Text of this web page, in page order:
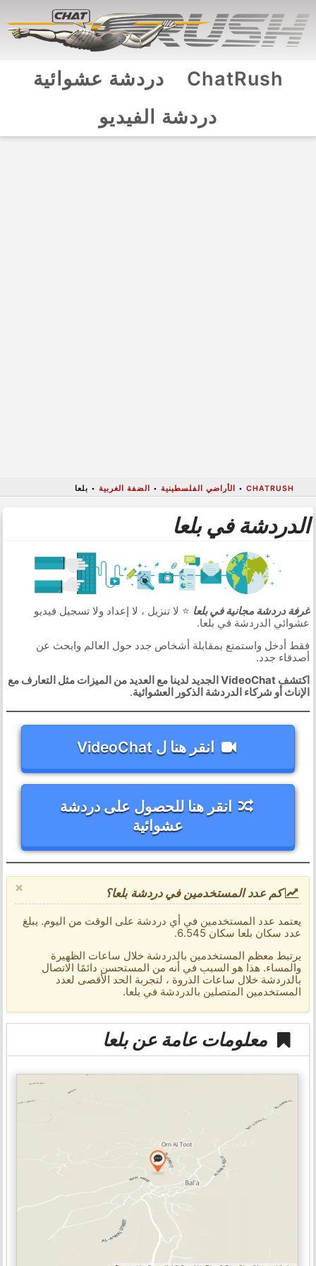
ChatRush
دردشة عشوائية
دردشة الفيديو
CHATRUSH
• الأراضي الفلسطينية • الضفة الغربية • بلعا
الدردشة في بلعا
غرفة دردشة مجانية في بلعا ⭐ لا تنزيل ، لا إعداد ولا تسجيل فيديو
عشوائي الدردشة في بلعا.
فقط أدخل واستمتع بمقابلة أشخاص جدد حول العالم وابحث عن
أصدقاء جدد.
اكتشف VideoChat الجديد لدينا مع العديد من الميزات مثل التعارف مع
الإناث أو شركاء الدردشة الذكور العشوائية.
انقر هنا ل VideoChat
انقر هنا للحصول على دردشة
عشوائية
× كم عدد المستخدمين في دردشة بلعا؟
يعتمد عدد المستخدمين في أي دردشة على الوقت من اليوم. يبلغ
عدد سكان بلعا سكان 6.545.
يرتبط معظم المستخدمين بالدردشة خلال ساعات الظهيرة
والمساء. هذا هو السبب في أنه من المستحسن دائمًا الاتصال
بالدردشة خلال ساعات الذروة ، لتجربة الحد الأقصى لعدد
المستخدمين المتصلين بالدردشة في بلعا.
معلومات عامة عن بلعا